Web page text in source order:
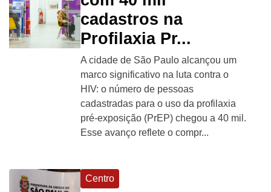
cadastros na
Profilaxia Pr...
A cidade de São Paulo alcançou um
marco significativo na luta contra o
HIV: o número de pessoas
cadastradas para o uso da profilaxia
pré-exposição (PrEP) chegou a 40 mil.
Esse avanço reflete o compr...
Centro